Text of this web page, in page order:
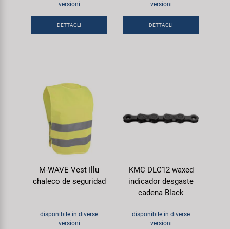
versioni
DETTAGLI
versioni
DETTAGLI
M-WAVE Vest Illu
chaleco de seguridad
disponibile in diverse
versioni
KMC DLC12 waxed
indicador desgaste
cadena Black
disponibile in diverse
versioni